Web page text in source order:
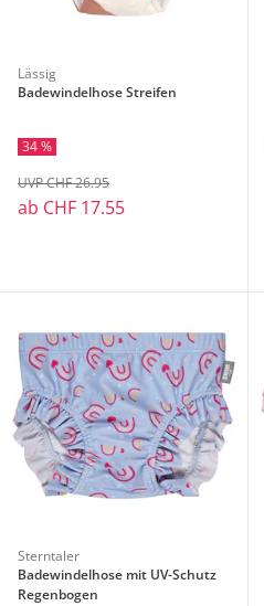
Lässig
Badewindelhose Streifen
34 %
ab CHF 17.55
UVP CHF 26.95
Sterntaler
Badewindelhose mit UV-Schutz
Regenbogen